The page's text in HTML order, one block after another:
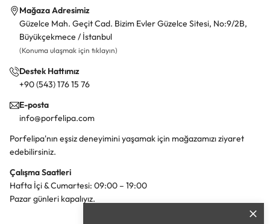
Mağaza Adresimiz
Güzelce Mah. Geçit Cad. Bizim Evler Güzelce Sitesi, No:9/2B,
Büyükçekmece / İstanbul
(Konuma ulaşmak için tıklayın)
Destek Hattımız
+90 (543) 176 15 76
E-posta
info@porfelipa.com
Porfelipa'nın eşsiz deneyimini yaşamak için mağazamızı ziyaret
edebilirsiniz.
Çalışma Saatleri
Hafta İçi & Cumartesi: 09:00 – 19:00
Pazar günleri kapalıyız.